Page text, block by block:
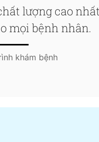
lượng cao
mọi bệnh nhân.
khám bệnh